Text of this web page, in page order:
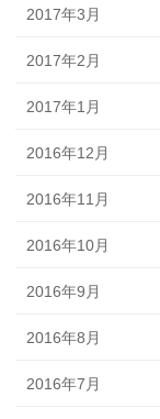
2017年3月
2017年2月
2017年1月
2016年12月
2016年11月
2016年10月
2016年9月
2016年8月
2016年7月